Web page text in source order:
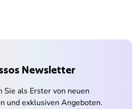
Newsletter
Sie als Erster von neuen
und exklusiven Angeboten.